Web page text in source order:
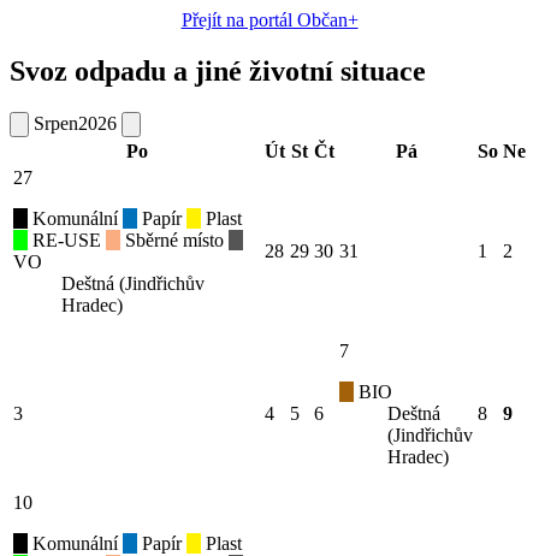
Přejít na portál Občan+
Svoz odpadu a jiné životní situace
Srpen2026
Po
Út St Čt Pá So Ne
27
Komunální
Papír
Plast
RE-USE
Sběrné místo
VO
Deštná (Jindřichův
Hradec)
28 29 30 31 1 2
3 4 5 6
7
BIO
Deštná
(Jindřichův
Hradec)
8 9
10
Komunální
Papír
Plast